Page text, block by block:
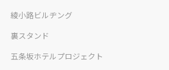
綾小路ビルヂング
裏スタンド
五条坂ホテルプロジェクト